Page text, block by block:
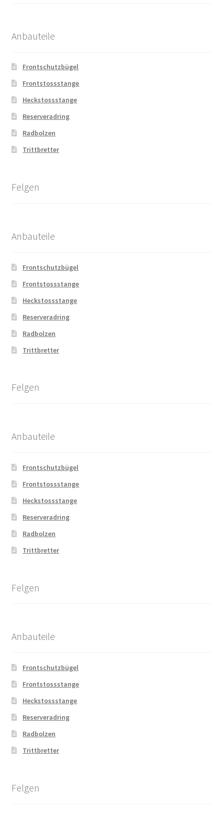
Anbauteile
Frontschutzbügel
Frontstossstange
Heckstossstange
Reserveradring
Radbolzen
Trittbretter
Felgen
Anbauteile
Frontschutzbügel
Frontstossstange
Heckstossstange
Reserveradring
Radbolzen
Trittbretter
Felgen
Anbauteile
Frontschutzbügel
Frontstossstange
Heckstossstange
Reserveradring
Radbolzen
Trittbretter
Felgen
Anbauteile
Frontschutzbügel
Frontstossstange
Heckstossstange
Reserveradring
Radbolzen
Trittbretter
Felgen